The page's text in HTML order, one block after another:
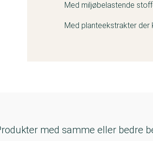
Med miljøbelastende
Med planteekstrakter der
med samme eller bedre